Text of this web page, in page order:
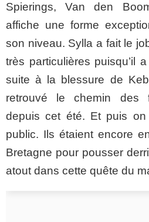
Spierings, Van den
affiche une forme
son niveau. Sylla a fait le
très particulières puisqu’il
suite à la blessure de
retrouvé le chemin des
depuis cet été. Et puis
public. Ils étaient encore
Bretagne pour pousser
atout dans cette quête du